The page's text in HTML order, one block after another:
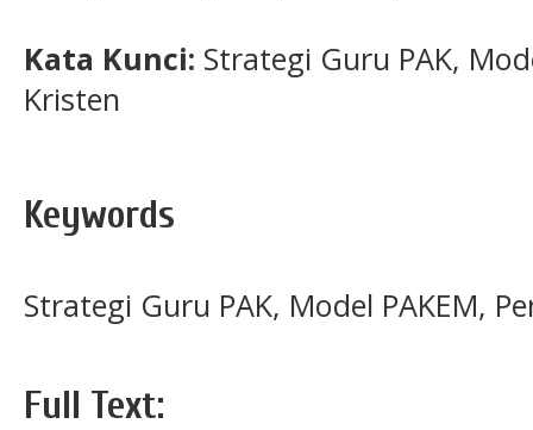
Kata Kunci: Strategi Guru PAK,
Kristen
Keywords
Strategi Guru PAK, Model PAKEM,
Full Text: